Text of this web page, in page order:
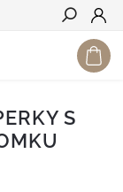
Hledat
S